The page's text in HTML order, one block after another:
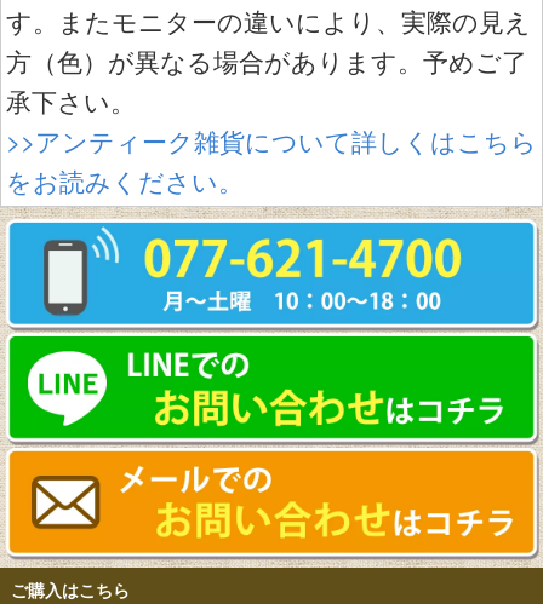
す。またモニターの違いにより、実際の見え
方（色）が異なる場合があります。予めご了
承下さい。
>>アンティーク雑貨について詳しくはこちら
をお読みください。
ご購入はこちら